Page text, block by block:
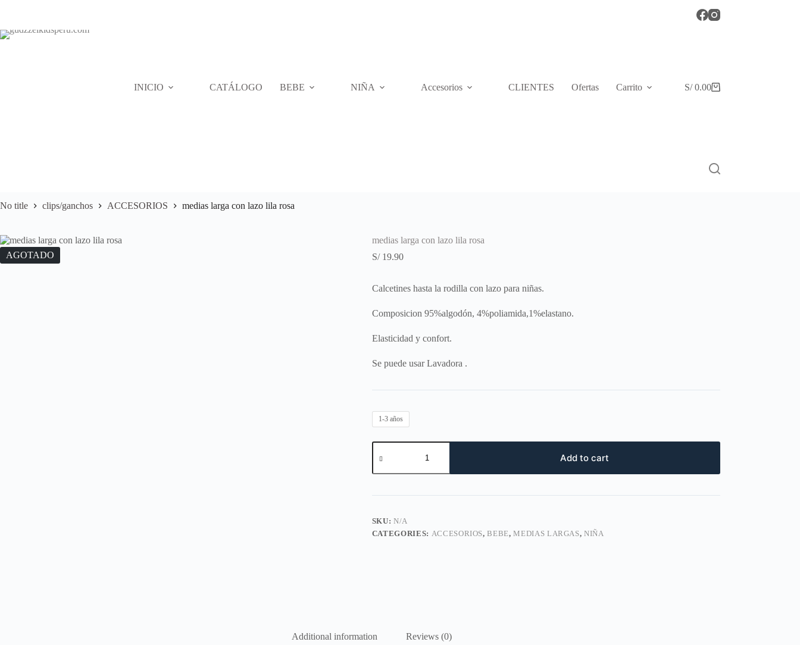
INICIO CATÁLOGO BEBE NIÑA Accesorios CLIENTES Ofertas Carrito
Shopping
S/0.00
No title clips/ganchos ACCESORIOS medias larga con lazo lila rosa
AGOTADO
medias larga con lazo lila rosa
S/19.90
Calcetines hasta la rodilla con lazo para niñas.
Composicion 95%algodón, 4%poliamida,1%elastano.
Elasticidad y confort.
Se puede usar Lavadora .
1-3 años
medias
larga
lazo
rosa
Add to cart
SKU:N/A
CATEGORIES: ACCESORIOS,BEBE,MEDIAS LARGAS,NIÑA
Additional information Reviews (0)